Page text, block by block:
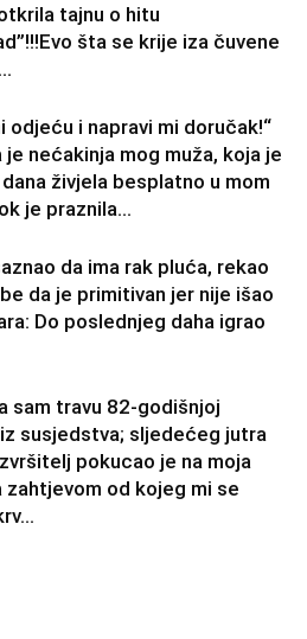
tajnu o hitu
šta se krije iza čuvene
odjeću i napravi mi doručak!“
je nećakinja mog muža, koja je
živjela besplatno u mom
je praznila...
da ima rak pluća, rekao
da je primitivan jer nije išao
Do poslednjeg daha igrao
sam travu 82-godišnjoj
susjedstva; sljedećeg jutra
pokucao je na moja
zahtjevom od kojeg mi se